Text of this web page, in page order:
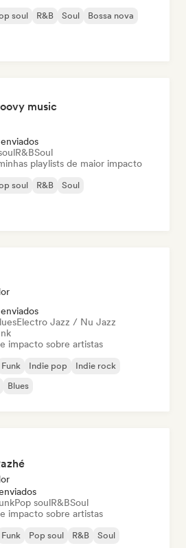
soul R&B Soul Bossa nova
music
R&BSoul
playlists de maior impacto
soul R&B Soul
Electro Jazz / Nu Jazz
impacto sobre artistas
Funk Indie pop
Indie rock
Blues
Pop soulR&BSoul
impacto sobre artistas
Funk Pop soul R&B Soul